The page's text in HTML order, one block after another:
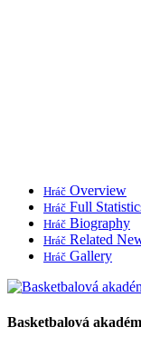
Hráč Overview
Hráč Full
Hráč Biography
Hráč Related
Hráč Gallery
Basketbalová